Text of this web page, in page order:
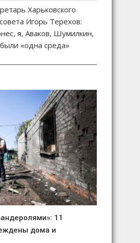
Харьковского
Игорь Терехов:
я, Аваков, Шумилкин,
«одна среда»
11
дома и